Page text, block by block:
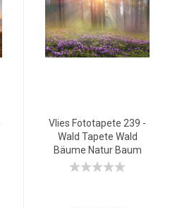
Vlies Fototapete 239 -
Wald Tapete Wald
Bäume Natur Baum
grün Sonne violett